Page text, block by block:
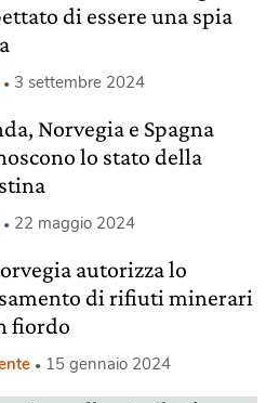
di essere una spia
3 settembre 2024
Norvegia e Spagna
lo stato della
22 maggio 2024
autorizza lo
di rifiuti minerari
fiordo
15 gennaio 2024